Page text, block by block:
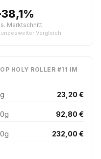
Marktschnitt
Vergleich
HOLY ROLLER #11 IM
23,20 €
92,80 €
232,00 €